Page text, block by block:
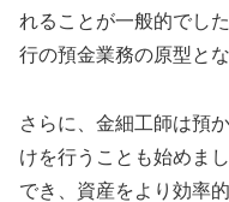
れることが一般的でし
行の預金業務の原型と
さらに、金細工師は預
けを行うことも始めま
でき、資産をより効率